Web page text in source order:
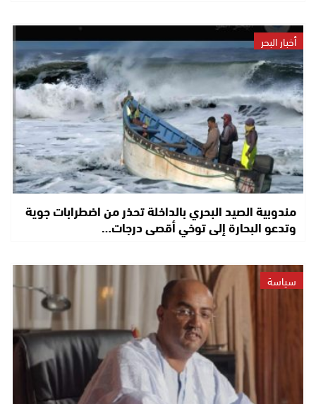
أخبار البحر
مندوبية الصيد البحري بالداخلة تحذر من اضطرابات جوية
وتدعو البحارة إلى توخي أقصى درجات…
سياسة